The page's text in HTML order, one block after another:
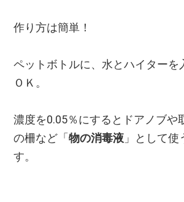
作り方は簡単！
ペットボトルに、水とハイターを
ＯＫ。
濃度を0.05％にするとドアノブや
の柵など「物の消毒液 」として使
す。